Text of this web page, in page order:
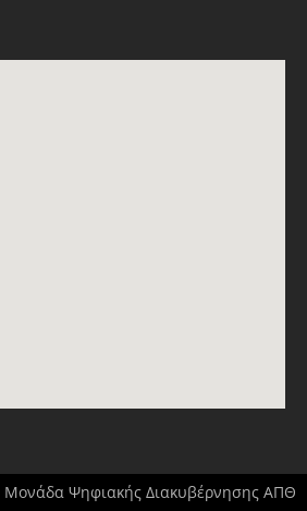
Μονάδα Ψηφιακής Διακυβέρνησης ΑΠΘ